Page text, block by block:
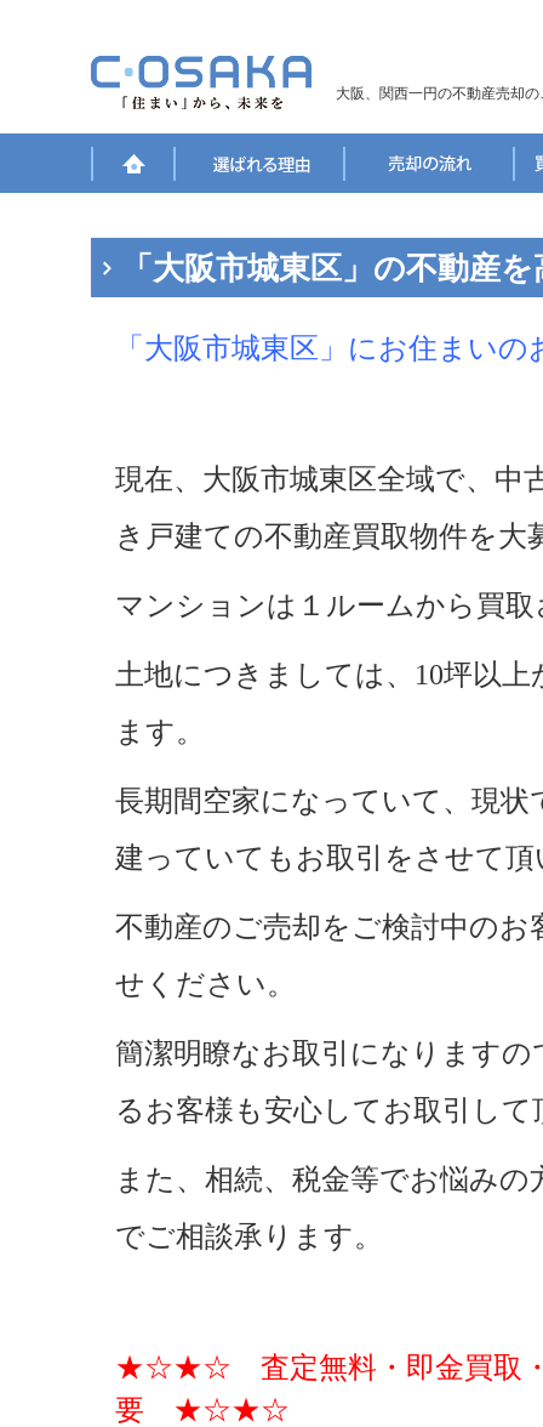
大阪、関西一円の不動産売却
「大阪市城東区」の不動産
「大阪市城東区」にお住まいの
現在、大阪市城東区全域で、中
き戸建ての不動産買取物件を大
マンションは１ルームから買
土地につきましては、10坪以
ます。
長期間空家になっていて、現
建っていてもお取引をさせて
不動産のご売却をご検討中の
せください。
簡潔明瞭なお取引になります
るお客様も安心してお取引し
また、相続、税金等でお悩み
でご相談承ります。
★☆★☆ 査定無料・即金買取・
要 ★☆★☆